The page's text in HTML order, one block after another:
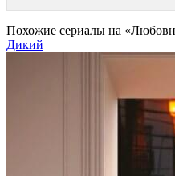
Похожие сериалы на
Дикий